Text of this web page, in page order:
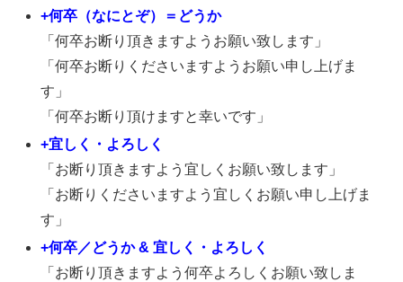
+何卒（なにとぞ）＝どうか
「何卒お断り頂きますようお願い致します」
「何卒お断りくださいますようお願い申し上げま
す」
「何卒お断り頂けますと幸いです」
+宜しく・よろしく
「お断り頂きますよう宜しくお願い致します」
「お断りくださいますよう宜しくお願い申し上げま
す」
+何卒／どうか & 宜しく・よろしく
「お断り頂きますよう何卒よろしくお願い致しま